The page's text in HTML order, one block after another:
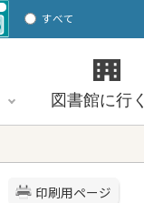
すべて
ページ
図書館に行く
印刷用ページ